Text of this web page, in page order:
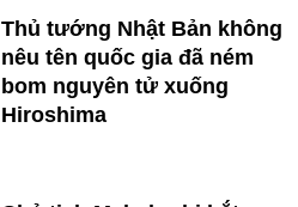
Thủ tướng Nhật Bản không
nêu tên quốc gia đã ném
bom nguyên tử xuống
Hiroshima